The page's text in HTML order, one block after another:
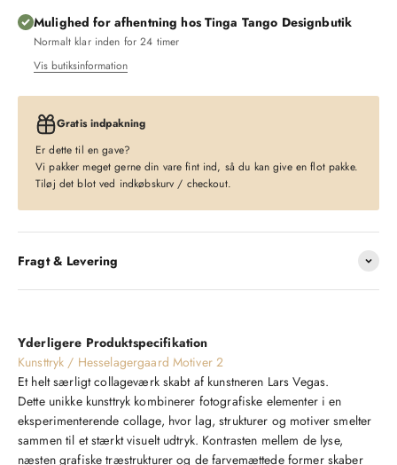
Mulighed for afhentning hos Tinga Tango Designbutik
Normalt klar inden for 24 timer
Vis butiksinformation
Gratis indpakning
Er dette til en gave?
Vi pakker meget gerne din vare fint ind, så du kan give en flot pakke.
Tiløj det blot ved indkøbskurv / checkout.
Fragt & Levering
Yderligere Produktspecifikation
Kunsttryk / Hesselagergaard Motiver 2
Et helt særligt collageværk skabt af kunstneren Lars Vegas.
Dette unikke kunsttryk kombinerer fotografiske elementer i en
eksperimenterende collage, hvor lag, strukturer og motiver smelter
sammen til et stærkt visuelt udtryk. Kontrasten mellem de lyse,
næsten grafiske træstrukturer og de farvemættede former skaber